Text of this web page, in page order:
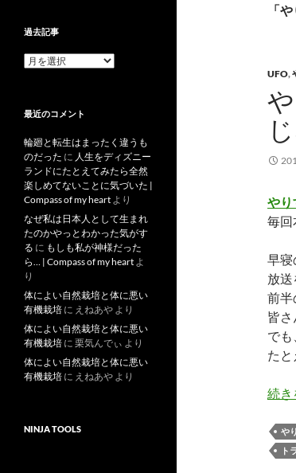
「
UFO,
やり
毎回
早寝
放
前半
皆さ
で
た
続き
や
ト
過去記事
過
最近のコメント
輪廻と転生はまったく違うも
のだった に 人生をディズニー
ランドにたとえてみたら全然
楽しめてないことに気づいた |
Compass of my heart より
なぜ私は日本人として生まれ
たのかやっとわかった気がす
る に もしも私が神様だった
ら… | Compass of my heart よ
り
体によい自然栽培と体に悪い
有機栽培 に えねあや より
体によい自然栽培と体に悪い
有機栽培 に 栗気んでぃ より
体によい自然栽培と体に悪い
有機栽培 に えねあや より
NINJA TOOLS